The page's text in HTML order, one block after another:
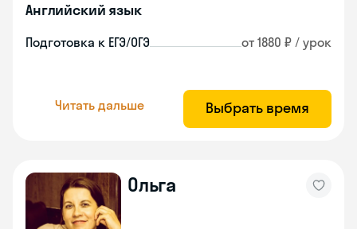
Английский язык
Подготовка к ЕГЭ/ОГЭ от 1880 ₽ / урок
Читать дальше Выбрать время
Ольга